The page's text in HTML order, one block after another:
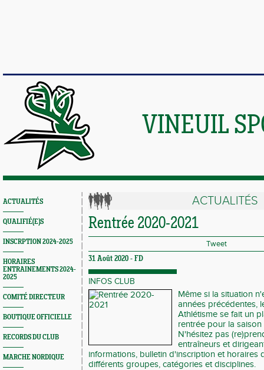
VINEUIL
ACTUALITÉS
QUALIFIÉ(E)S
INSCRPTION 2024-2025
HORAIRES
ENTRAINEMENTS 2024-
2025
COMITÉ DIRECTEUR
BOUTIQUE OFFICIELLE
RECORDS DU CLUB
MARCHE NORDIQUE
ACTUALITÉS
Rentrée 2020-2021
Tweet
31 Août 2020 - FD
INFOS CLUB
Même si la situation
années précédentes,
Athlétisme se fait un
rentrée pour la
N'hésitez pas
entraîneurs et
informations, bulletin d'inscription et horaires
différents groupes, catégories et disciplines.